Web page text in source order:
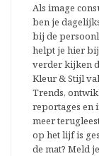
Als image
ben je
bij de
helpt je hier
verder kijken
Kleur & Stijl
Trends,
reportages en
meer
op het lijf is
de mat? Meld